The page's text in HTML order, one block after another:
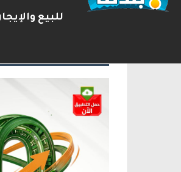
للبيع